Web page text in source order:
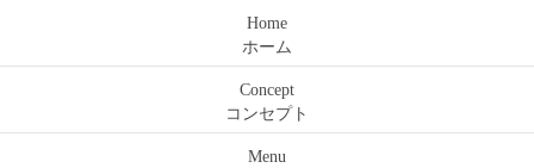
Home
ホーム
Concept
コンセプト
Menu